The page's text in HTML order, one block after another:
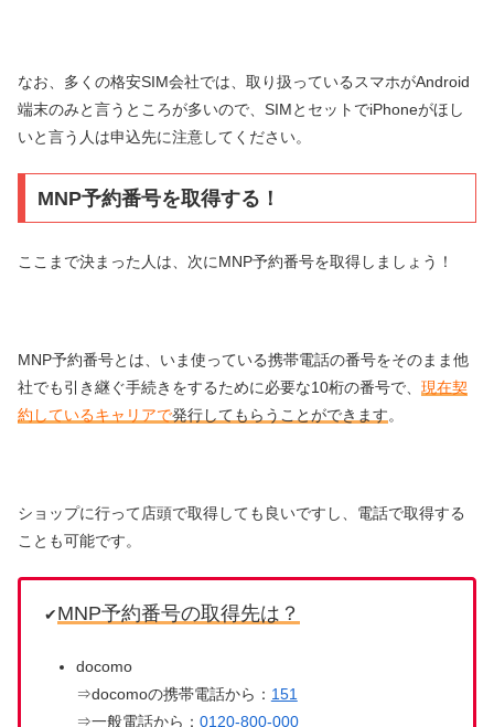
なお、多くの格安SIM会社では、取り扱っているスマホがAndroid
端末のみと言うところが多いので、SIMとセットでiPhoneがほし
いと言う人は申込先に注意してください。
MNP予約番号を取得する！
ここまで決まった人は、次にMNP予約番号を取得しましょう！
MNP予約番号とは、いま使っている携帯電話の番号をそのまま他
社でも引き継ぐ手続きをするために必要な10桁の番号で、 現在契
約しているキャリアで発行してもらうことができます。
ショップに行って店頭で取得しても良いですし、電話で取得する
ことも可能です。
✔MNP予約番号の取得先は？
docomo
⇒docomoの携帯電話から： 151
⇒一般電話から： 0120-800-000